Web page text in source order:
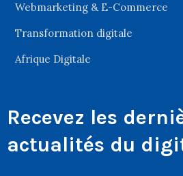
Webmarketing & E-Commerce
Transformation digitale
Afrique Digitale
Recevez les
actualités du